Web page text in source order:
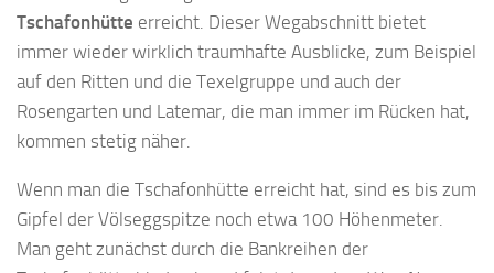
Tschafonhütte erreicht. Dieser Wegabschnitt bietet
immer wieder wirklich traumhafte Ausblicke, zum Beispiel
auf den Ritten und die Texelgruppe und auch der
Rosengarten und Latemar, die man immer im Rücken hat,
kommen stetig näher.
Wenn man die Tschafonhütte erreicht hat, sind es bis zum
Gipfel der Völseggspitze noch etwa 100 Höhenmeter.
Man geht zunächst durch die Bankreihen der